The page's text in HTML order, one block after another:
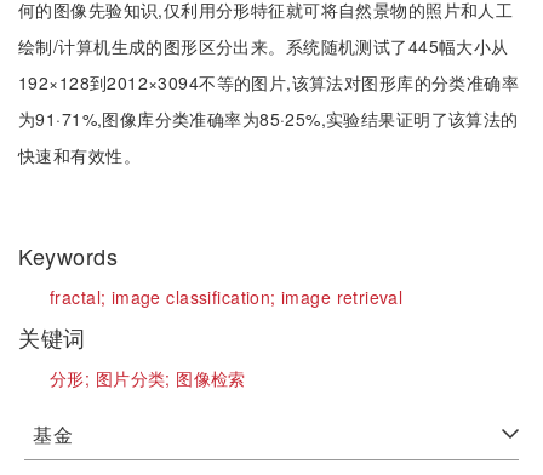
何的图像先验知识,仅利用分形特征就可将自然景物的照片和人工
绘制/计算机生成的图形区分出来。系统随机测试了445幅大小从
192×128到2012×3094不等的图片,该算法对图形库的分类准确率
为91·71%,图像库分类准确率为85·25%,实验结果证明了该算法的
快速和有效性。
Keywords
fractal; image classification;image retrieval
关键词
分形; 图片分类; 图像检索
基金